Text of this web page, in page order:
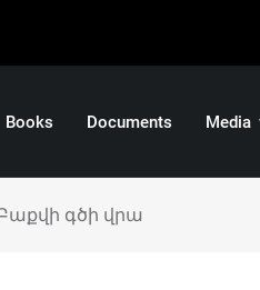
Books Documents Media
գծի վրա